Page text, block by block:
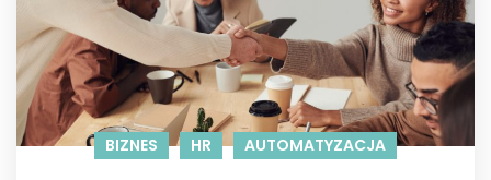
BIZNES HR AUTOMATYZACJA